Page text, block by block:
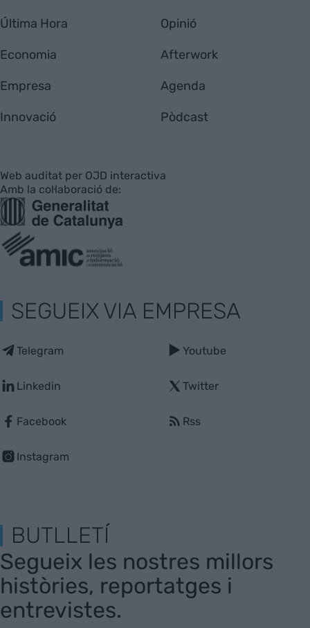
Última Hora
Economia
Empresa
Innovació
Opinió
Afterwork
Agenda
Pòdcast
Web auditat per OJD interactiva
Amb la col·laboració de:
SEGUEIX VIA EMPRESA
Telegram
Linkedin
Facebook
Instagram
Youtube
Twitter
Rss
BUTLLETÍ
Segueix les nostres millors
històries, reportatges i
entrevistes.